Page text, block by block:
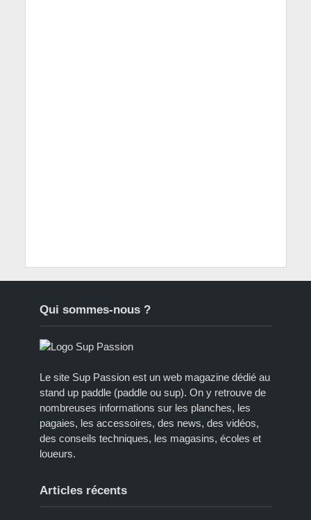
Qui sommes-nous ?
Le site Sup Passion est un web magazine dédié au
stand up paddle (paddle ou sup). On y retrouve de
nombreuses informations sur les planches, les
pagaies, les accessoires, des news, des vidéos,
des conseils techniques, les magasins, écoles et
loueurs.
Articles récents